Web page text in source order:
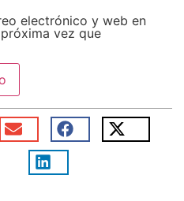
electrónico y web en
vez que